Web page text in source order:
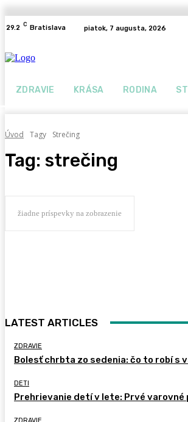
29.2 C Bratislava piatok, 7 augusta, 2026
ZDRAVIE KRÁSA RODINA
Úvod Tagy Strečing
Tag: strečing
žiadne príspevky na zobrazenie
LATEST ARTICLES
ZDRAVIE
Bolesť chrbta zo sedenia: čo to robí s
DETI
Prehrievanie detí v lete: Prvé